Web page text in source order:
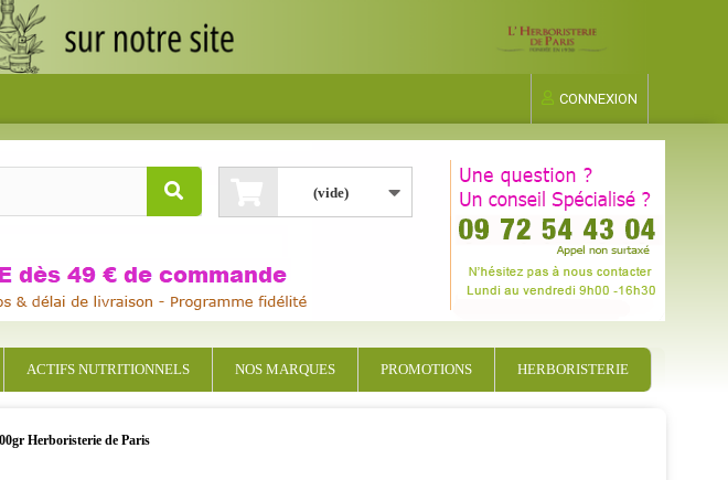
CONNEXION
(vide)
ACTIFS NUTRITIONNELS NOS MARQUES PROMOTIONS HERBORISTERIE
Herboristerie de Paris